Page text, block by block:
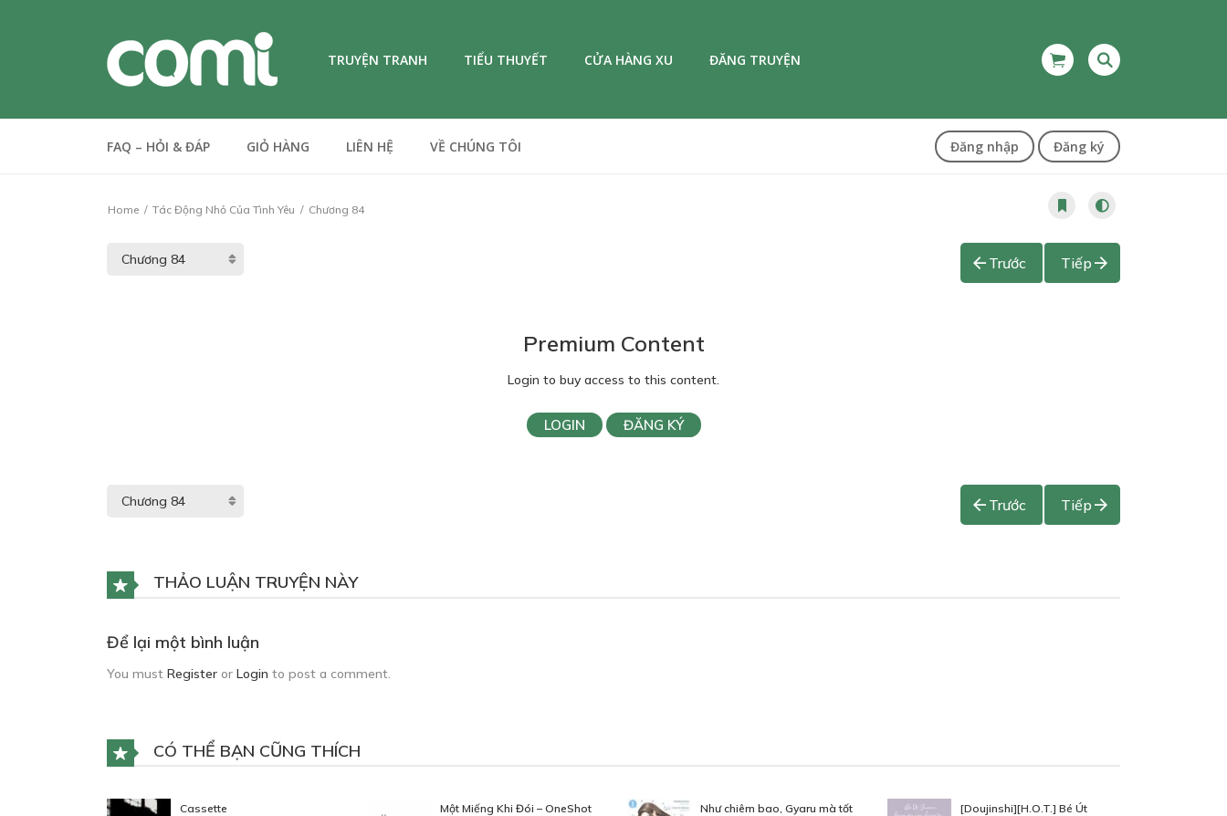
TRUYỆN TRANH TIỂU THUYẾT CỬA HÀNG XU ĐĂNG TRUYỆN
FAQ – HỎI & ĐÁP GIỎ HÀNG LIÊN HỆ VỀ CHÚNG TÔI Đăng nhập Đăng ký
Home Tác Động Nhỏ Của Tình Yêu Chương 84
Trước Tiếp
Premium Content
Login to buy access to this content.
LOGIN ĐĂNG KÝ
Trước Tiếp
THẢO LUẬN TRUYỆN NÀY
Để lại một bình luận
You must Register or Login to post a comment.
CÓ THỂ BẠN CŨNG THÍCH
Cassette
Một Miếng Khi Đói – OneShot
Như chiêm bao, Gyaru mà tốt
[Doujinshi][H.O.T.] Bé Út